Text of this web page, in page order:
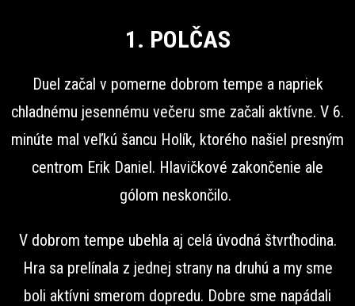
1. POLČAS
Duel začal v pomerne dobrom tempe a napriek
chladnému jesennému večeru sme začali aktívne. V 6.
minúte mal veľkú šancu Holík, ktorého našiel presným
centrom Erik Daniel. Hlavičkové zakončenie ale
gólom neskončilo.
V dobrom tempe ubehla aj celá úvodná štvrťhodina.
Hra sa prelínala z jednej strany na druhú a my sme
boli aktívni smerom dopredu. Dobre sme napádali